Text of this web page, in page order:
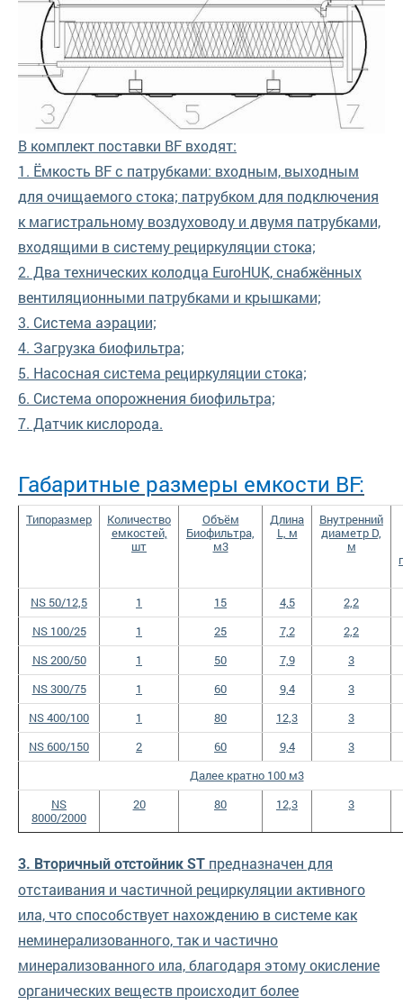
В комплект поставки BF входят:
1. Ёмкость BF с патрубками: входным, выходным
для очищаемого стока; патрубком для подключения
к магистральному воздуховоду и двумя патрубками,
входящими в систему рециркуляции стока;
2. Два технических колодца EuroHUK, снабжённых
вентиляционными патрубками и крышками;
3. Система аэрации;
4. Загрузка биофильтра;
5. Насосная система рециркуляции стока;
6. Система опорожнения биофильтра;
7. Датчик кислорода.
Габаритные размеры емкости BF:
Типоразмер
Количество
емкостей,
шт
Объём
Биофильтра,
м3
Длина
L, м
Внутренний
диаметр D,
м
NS 50/12,5 1 15 4,5
2,2
NS 100/25
1 25 7,2
2,2
NS 200/50
1 50 7,9
3
NS 300/75
1 60 9,4
3
NS 400/100
1 80 12,3
3
NS 600/150
2 60 9,4
3
Далее кратно 100 м3
NS
8000/2000
20 80 12,3 3
3. Вторичный отстойник ST предназначен для
отстаивания и частичной рециркуляции активного
ила, что способствует нахождению в системе как
неминерализованного, так и частично
минерализованного ила, благодаря этому окисление
органических веществ происходит более